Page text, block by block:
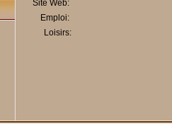
Site Web:
Emploi:
Loisirs: